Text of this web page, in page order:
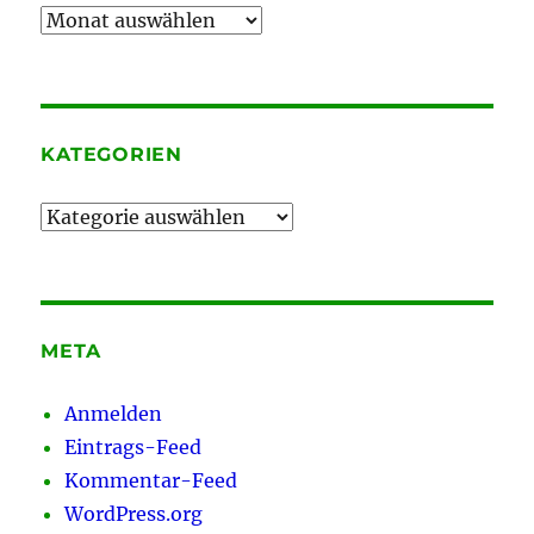
Archiv
KATEGORIEN
Kategorien
META
Anmelden
Eintrags-Feed
Kommentar-Feed
WordPress.org